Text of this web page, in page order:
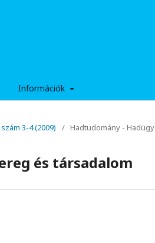
Információk
3-4 (2009) / Hadtudomány - Hadügy
és társadalom